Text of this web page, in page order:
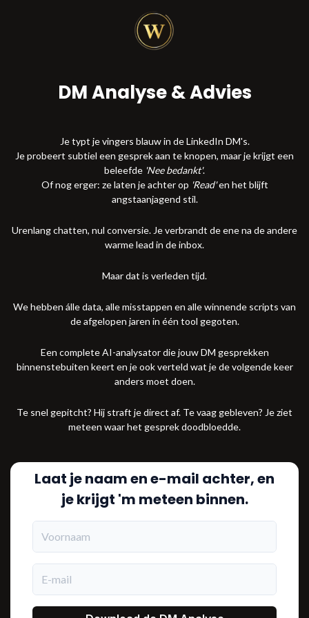
DM Analyse & Advies
Je typt je vingers blauw in de LinkedIn DM's.
Je probeert subtiel een gesprek aan te knopen, maar je krijgt een
beleefde 'Nee bedankt'.
Of nog erger: ze laten je achter op 'Read'en het blijft
angstaanjagend stil.
Urenlang chatten, nul conversie. Je verbrandt de ene na de andere
warme lead in de inbox.
Maar dat is verleden tijd.
We hebben álle data, alle misstappen en alle winnende scripts van
de afgelopen jaren in één tool gegoten.
Een complete AI-analysator die jouw DM gesprekken
binnenstebuiten keert en je ook verteld wat je de volgende keer
anders moet doen.
Te snel gepitcht? Hij straft je direct af. Te vaag gebleven? Je ziet
meteen waar het gesprek doodbloedde.
Laat je naam en e-mail achter, en
je krijgt 'm meteen binnen.
Voornaam
E-mail